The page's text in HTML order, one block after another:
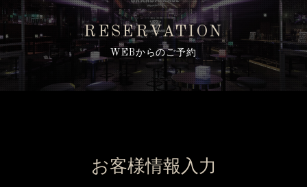
RESERVATION
WEBからのご予約
お客様情報入力